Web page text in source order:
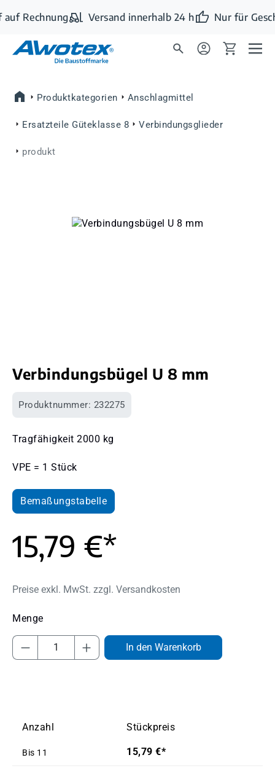
Zum Hauptinhalt springen
Rechnung Versand innerhalb 24 h Nur für
Produktkategorien Anschlagmittel
Ersatzteile Güteklasse 8 Verbindungsglieder
produkt
Bildergalerie überspringen
Verbindungsbügel U 8 mm
Produktnummer: 232275
Tragfähigkeit 2000 kg
VPE = 1 Stück
Bemaßungstabelle
15,79 €*
Preise exkl. MwSt. zzgl. Versandkosten
Produkt Anzahl: Gib den gewünschten
In den Warenkorb
Anzahl Stückpreis
Bis 11 15,79 €*